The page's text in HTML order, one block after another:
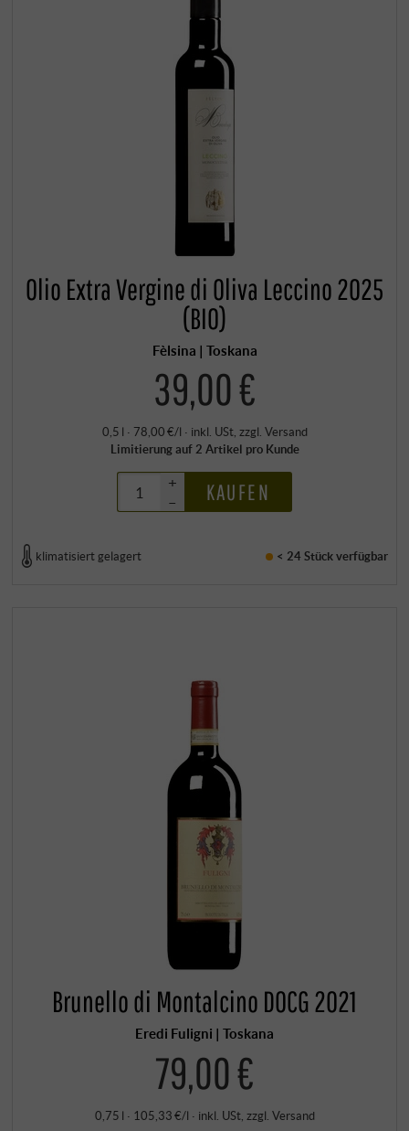
Olio Extra Vergine di Oliva Leccino 2025
(BIO)
Fèlsina | Toskana
39,00 €
0,5 l · 78,00 €/l · inkl. USt, zzgl. Versand
Limitierung auf 2 Artikel pro Kunde
+
–
KAUFEN
klimatisiert gelagert < 24 Stückverfügbar
Brunello di Montalcino DOCG 2021
Eredi Fuligni | Toskana
79,00 €
0,75 l · 105,33 €/l · inkl. USt, zzgl. Versand